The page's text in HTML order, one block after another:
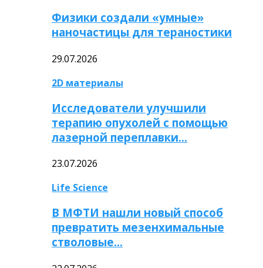
Физики создали «умные»
наночастицы для тераностики
29.07.2026
2D материалы
Исследователи улучшили
терапию опухолей с помощью
лазерной переплавки…
23.07.2026
Life Science
В МФТИ нашли новый способ
превратить мезенхимальные
стволовые…